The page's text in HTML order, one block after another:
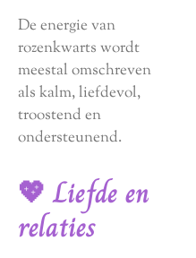
De energie van
rozenkwarts wordt
meestal omschreven
als kalm, liefdevol,
troostend en
ondersteunend.
💖 Liefde en
relaties